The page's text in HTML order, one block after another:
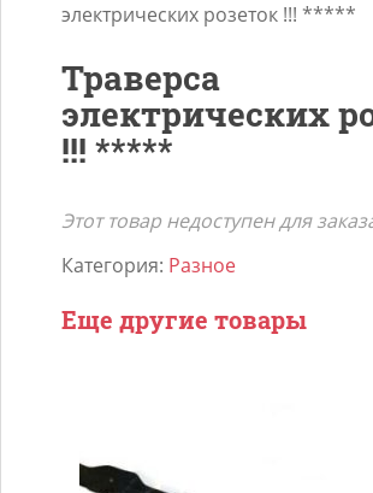
электрических розеток !!! *****
Траверса
электрических
!!! *****
Этот товар недоступен для
Категория: Разное
Еще другие товары